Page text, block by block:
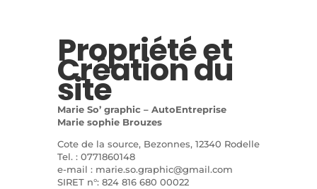
Propriété et
Création du
site
Marie So’ graphic – AutoEntreprise
Marie sophie Brouzes
Cote de la source, Bezonnes, 12340 Rodelle
Tel. : 0771860148
e-mail : marie.so.graphic@gmail.com
SIRET n°: 824 816 680 00022